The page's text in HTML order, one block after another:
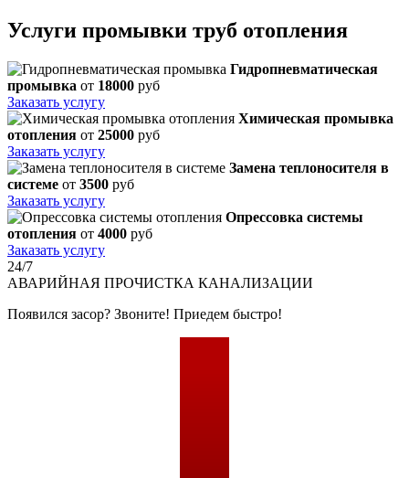
Услуги промывки труб отопления
Гидропневматическая
промывка от 18000 руб
Заказать услугу
Химическая промывка
отопления от 25000 руб
Заказать услугу
Замена теплоносителя в
системе от 3500 руб
Заказать услугу
Опрессовка системы
отопления от 4000 руб
Заказать услугу
24/7
АВАРИЙНАЯ ПРОЧИСТКА КАНАЛИЗАЦИИ
Появился засор? Звоните! Приедем быстро!